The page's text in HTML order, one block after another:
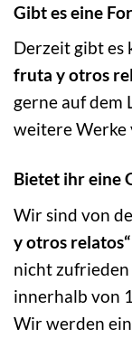
Gibt es eine
Derzeit gibt es
fruta y otros
gerne auf dem
weitere
Bietet ihr eine
Wir sind von
y otros relatos“
nicht
innerhalb von
Wir werden